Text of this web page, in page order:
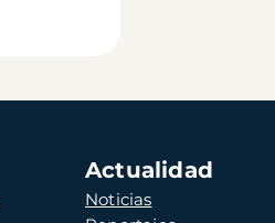
Actualidad
Noticias